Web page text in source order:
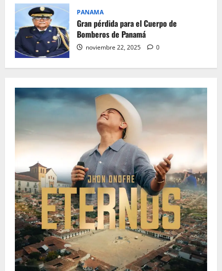
PANAMA
Gran pérdida para el Cuerpo de
Bomberos de Panamá
noviembre 22, 2025 0